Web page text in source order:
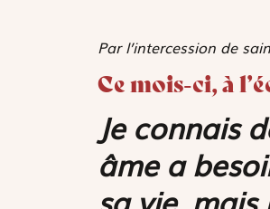
Par l’intercession de
Ce mois-ci, à
Je connais
âme a